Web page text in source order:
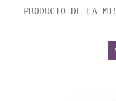
PRODUCTO DE LA